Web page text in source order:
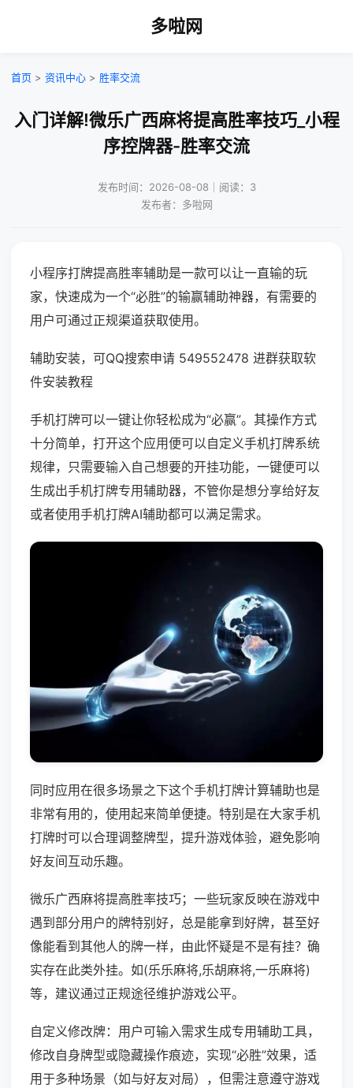
多啦网
首页 > 资讯中心 > 胜率交流
入门详解!微乐广西麻将提高胜率技巧_小程
序控牌器-胜率交流
发布时间：2026-08-08｜阅读：3
发布者：多啦网
小程序打牌提高胜率辅助是一款可以让一直输的玩
家，快速成为一个“必胜”的输赢辅助神器，有需要的
用户可通过正规渠道获取使用。
辅助安装，可QQ搜索申请 549552478 进群获取软
件安装教程
手机打牌可以一键让你轻松成为“必赢”。其操作方式
十分简单，打开这个应用便可以自定义手机打牌系统
规律，只需要输入自己想要的开挂功能，一键便可以
生成出手机打牌专用辅助器，不管你是想分享给好友
或者使用手机打牌AI辅助都可以满足需求。
同时应用在很多场景之下这个手机打牌计算辅助也是
非常有用的，使用起来简单便捷。特别是在大家手机
打牌时可以合理调整牌型，提升游戏体验，避免影响
好友间互动乐趣。
微乐广西麻将提高胜率技巧；一些玩家反映在游戏中
遇到部分用户的牌特别好，总是能拿到好牌，甚至好
像能看到其他人的牌一样，由此怀疑是不是有挂？确
实存在此类外挂。如(乐乐麻将,乐胡麻将,一乐麻将)
等，建议通过正规途径维护游戏公平。
自定义修改牌：用户可输入需求生成专用辅助工具，
修改自身牌型或隐藏操作痕迹，实现“必胜”效果，适
用于多种场景（如与好友对局），但需注意遵守游戏